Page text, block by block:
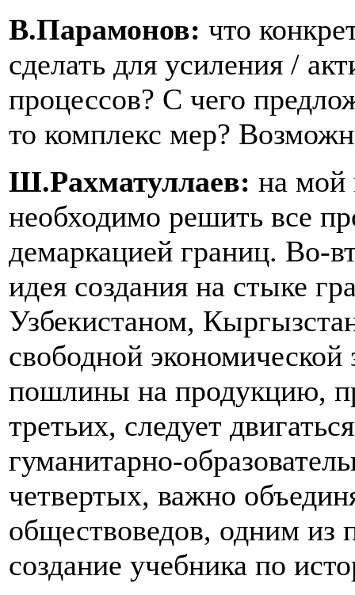
В.Парамонов: что
сделать для усиления /
процессов? С чего
то комплекс мер?
Ш.Рахматуллаев: на мой
необходимо решить все
демаркацией границ. Во-
идея создания на стыке
Узбекистаном,
свободной
пошлины на продукцию,
третьих, следует
гуманитарно-
четвертых, важно
обществоведов, одним из
создание учебника по